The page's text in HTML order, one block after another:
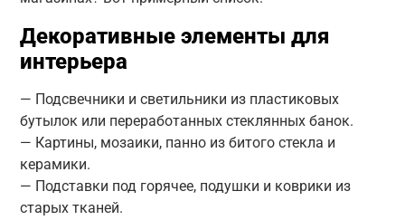
Декоративные элементы для
интерьера
— Подсвечники и светильники из пластиковых
бутылок или переработанных стеклянных банок.
— Картины, мозаики, панно из битого стекла и
керамики.
— Подставки под горячее, подушки и коврики из
старых тканей.